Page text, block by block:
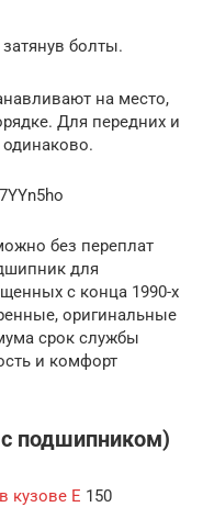
болты.
на место,
Для передних и
без переплат
для
с конца 1990-х
оригинальные
срок службы
и комфорт
подшипником)
кузове Е 150